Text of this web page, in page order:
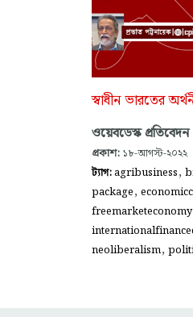
স্বাধীন ভারতের
ওয়েবডেস্ক প্রতিবেদন
প্রকাশ: ১৮-আগস্ট-২০২২
ট্যাগ:agribusiness,
package,
freemarketeconomy
neoliberalism,